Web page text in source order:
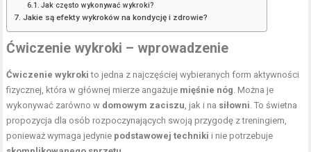
Jak często wykonywać wykroki?
Jakie są efekty wykroków na kondycję i zdrowie?
Ćwiczenie wykroki – wprowadzenie
Ćwiczenie wykroki to jedna z najczęściej wybieranych form aktywności
fizycznej, która w głównej mierze angażuje mięśnie nóg. Można je
wykonywać zarówno w domowym zaciszu, jak i na siłowni. To świetna
propozycja dla osób rozpoczynających swoją przygodę z treningiem,
ponieważ wymaga jedynie podstawowej techniki i nie potrzebuje